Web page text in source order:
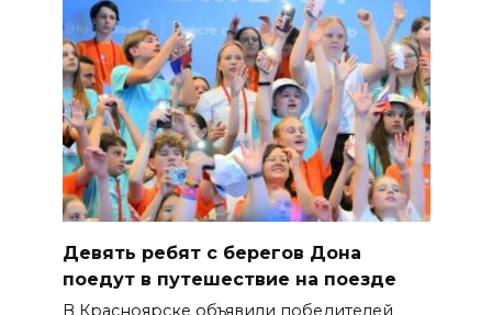
Девять ребят с берегов Дона
поедут в путешествие на поезде
В Красноярске объявили победителей